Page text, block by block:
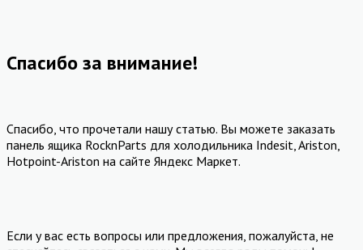
Спасибо за внимание!
Спасибо, что прочетали нашу статью. Вы можете заказать
панель ящика RocknParts для холодильника Indesit, Ariston,
Hotpoint-Ariston на сайте Яндекс Маркет.
Если у вас есть вопросы или предложения, пожалуйста, не